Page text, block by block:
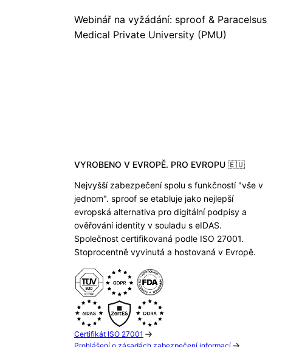
Webinář na vyžádání: sproof & Paracelsus
Medical Private University (PMU)
VYROBENO V EVROPĚ. PRO EVROPU 🇪🇺
Nejvyšší zabezpečení spolu s funkčností "vše v
jednom". sproof se etabluje jako nejlepší
evropská alternativa pro digitální podpisy a
ověřování identity v souladu s eIDAS.
Společnost certifikovaná podle ISO 27001.
Stoprocentně vyvinutá a hostovaná v Evropě.
Certifikát ISO 27001